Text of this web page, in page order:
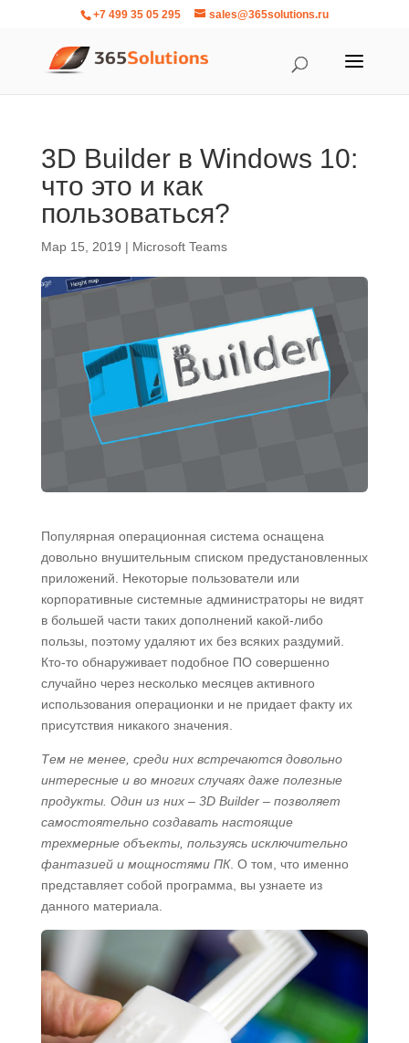
+7 499 35 05 295 sales@365solutions.ru
3D Builder в Windows 10:
что это и как
пользоваться?
Мар 15, 2019 | Microsoft Teams
Популярная операционная система оснащена
довольно внушительным списком предустановленных
приложений. Некоторые пользователи или
корпоративные системные администраторы не видят
в большей части таких дополнений какой-либо
пользы, поэтому удаляют их без всяких раздумий.
Кто-то обнаруживает подобное ПО совершенно
случайно через несколько месяцев активного
использования операционки и не придает факту их
присутствия никакого значения.
Тем не менее, среди них встречаются довольно
интересные и во многих случаях даже полезные
продукты. Один из них – 3D Builder – позволяет
самостоятельно создавать настоящие
трехмерные объекты, пользуясь исключительно
фантазией и мощностями ПК. О том, что именно
представляет собой программа, вы узнаете из
данного материала.